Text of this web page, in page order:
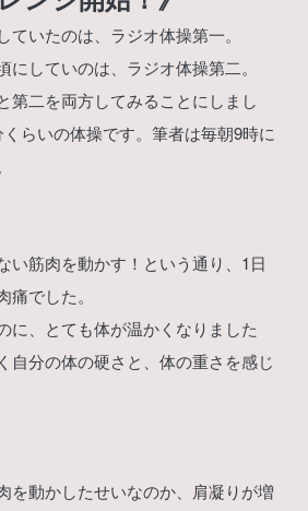
ていたのは、ラジオ体操第一。
にしていのは、ラジオ体操第二。
第二を両方してみることにしまし
らいの体操です。筆者は毎朝9時に
い筋肉を動かす！という通り、1日
痛でした。
に、とても体が温かくなりました
自分の体の硬さと、体の重さを感じ
を動かしたせいなのか、肩凝りが増